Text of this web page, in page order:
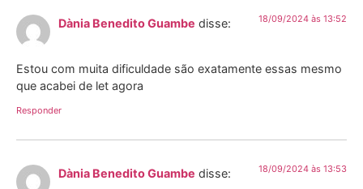
Dània Benedito Guambe disse: 18/09/2024 às 13:52
Estou com muita dificuldade são exatamente essas mesmo
que acabei de let agora
Responder
Dània Benedito Guambe disse: 18/09/2024 às 13:53